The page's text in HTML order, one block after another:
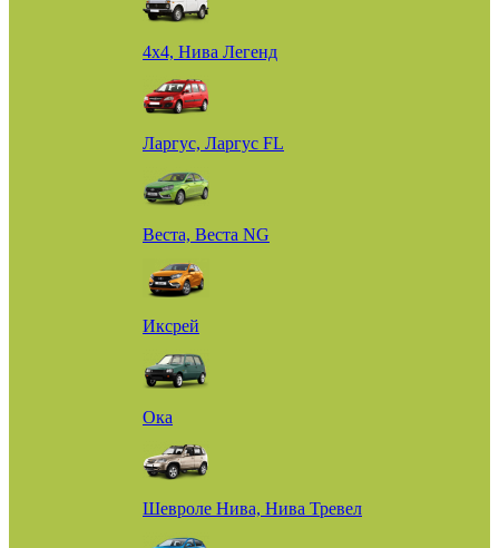
4х4, Нива Легенд
Ларгус, Ларгус FL
Веста, Веста NG
Иксрей
Ока
Шевроле Нива, Нива Тревел